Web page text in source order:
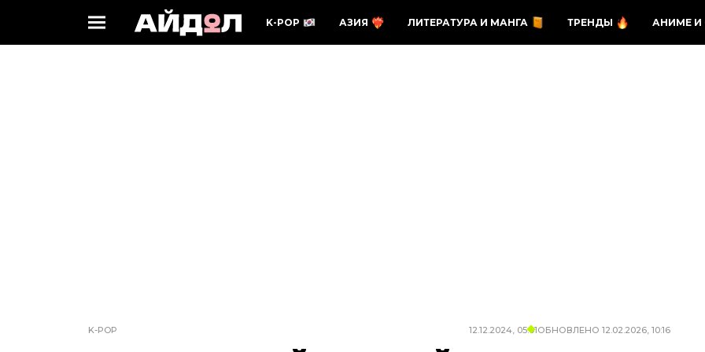
K-POP АЗИЯ ЛИТЕРАТУРА И МАНГА ТРЕНДЫ АНИМЕ И
K-POP 12.12.2024, 05:01ОБНОВЛЕНО 12.02.2026, 10:16